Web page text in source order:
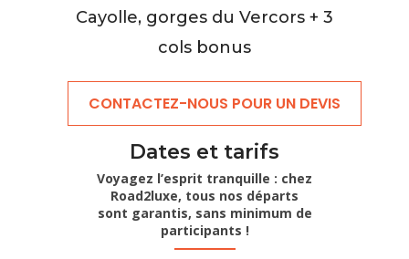
Cayolle, gorges du Vercors + 3
cols bonus
CONTACTEZ-NOUS POUR UN DEVIS
Dates et tarifs
Voyagez l’esprit tranquille : chez
Road2luxe, tous nos départs
sont garantis, sans minimum de
participants !